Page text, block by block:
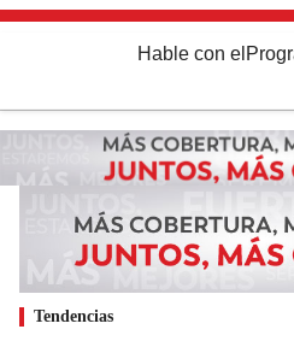
Hable con el
Tendencias